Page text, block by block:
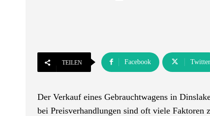
TEILEN Facebook Twitter
Der Verkauf eines Gebrauchtwagens in
bei Preisverhandlungen sind oft viele Faktoren